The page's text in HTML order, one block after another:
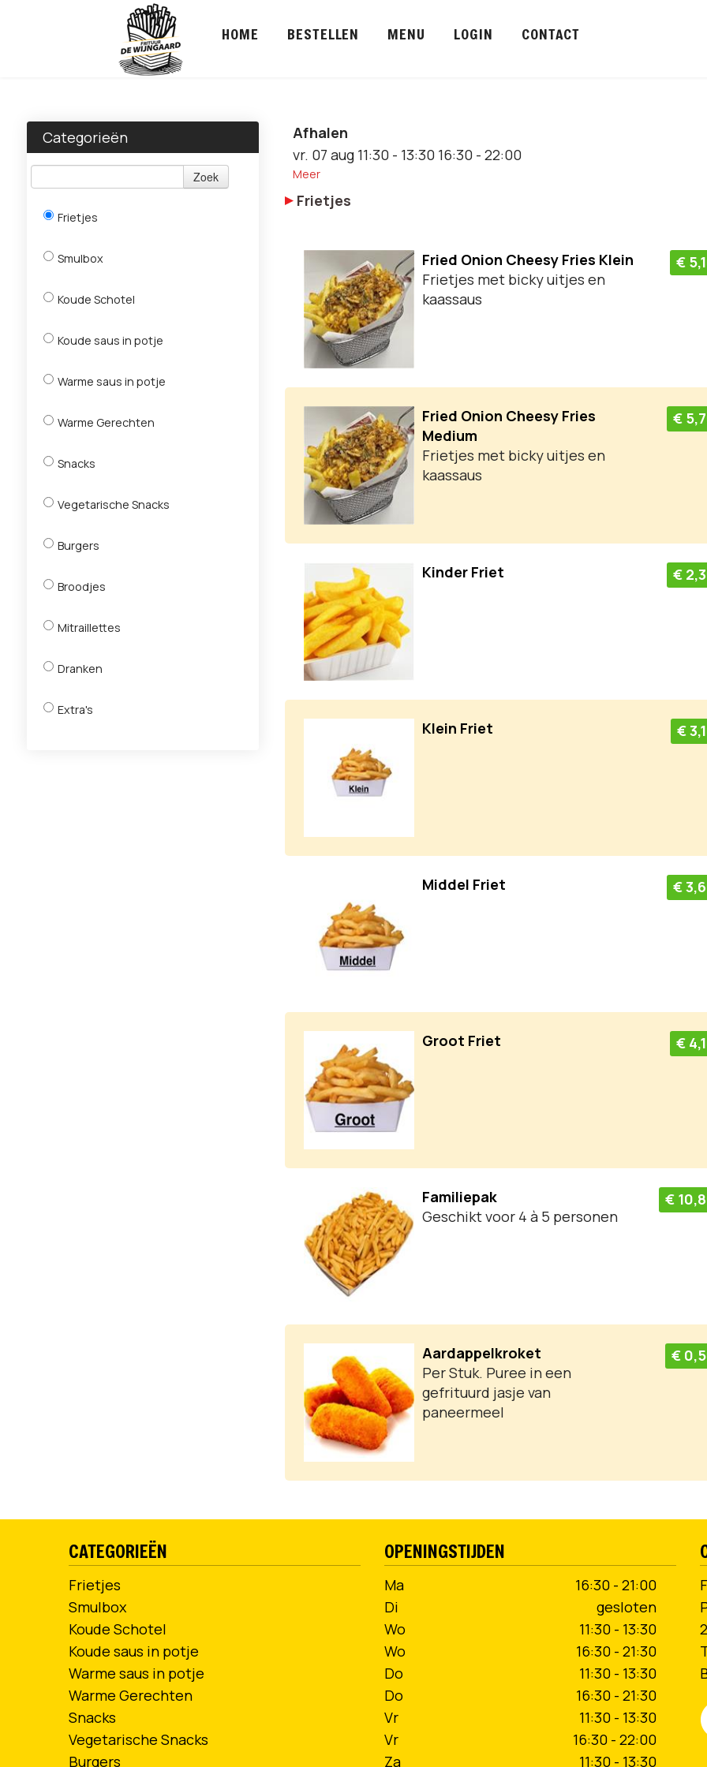
HOME BESTELLEN MENU LOGIN CONTACT
Categorieën
Zoek
Frietjes
Smulbox
Koude Schotel
Koude saus in potje
Warme saus in potje
Warme Gerechten
Snacks
Vegetarische Snacks
Burgers
Broodjes
Mitraillettes
Dranken
Extra's
Afhalen
vr. 07 aug 11:30 - 13:30 16:30 - 22:00
Meer
Frietjes
Fried Onion Cheesy Fries Klein
Frietjes met bicky uitjes en
kaassaus
€
Fried Onion Cheesy Fries
Medium
​Frietjes met bicky uitjes en
kaassaus
€
Kinder Friet €
Klein Friet €
Middel Friet €
Groot Friet €
Familiepak
Geschikt voor 4 à 5 personen
€
Aardappelkroket
Per Stuk. Puree in een
gefrituurd jasje van
paneermeel
€
CATEGORIEËN
Frietjes
Smulbox
Koude Schotel
Koude saus in potje
Warme saus in potje
Warme Gerechten
Snacks
Vegetarische Snacks
Burgers
OPENINGSTIJDEN
Ma
16:30 - 21:00
Di
gesloten
Wo
11:30 - 13:30
Wo
16:30 - 21:30
Do
11:30 - 13:30
Do
16:30 - 21:30
Vr
11:30 - 13:30
Vr
16:30 - 22:00
Za
11:30 - 13:30